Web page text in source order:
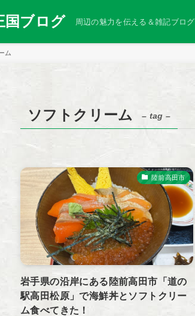
国ブログ 周辺の魅力を伝える＆雑記ブログ
ム
ソフトクリーム – tag –
陸前高田市
岩手県の沿岸にある陸前高田市「道の
駅高田松原」で海鮮丼とソフトクリー
ム食べてきた！